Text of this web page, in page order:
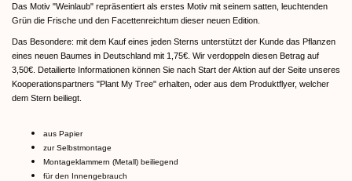
Das Motiv "Weinlaub" repräsentiert als erstes Motiv mit seinem satten, leuchtenden
Grün die Frische und den Facettenreichtum dieser neuen Edition.
Das Besondere: mit dem Kauf eines jeden Sterns unterstützt der Kunde das Pflanzen
eines neuen Baumes in Deutschland mit 1,75€. Wir verdoppeln diesen Betrag auf
3,50€. Detailierte Informationen können Sie nach Start der Aktion auf der Seite unseres
Kooperationspartners "Plant My Tree" erhalten, oder aus dem Produktflyer, welcher
dem Stern beiliegt.
aus Papier
zur Selbstmontage
Montageklammern (Metall) beiliegend
für den Innengebrauch